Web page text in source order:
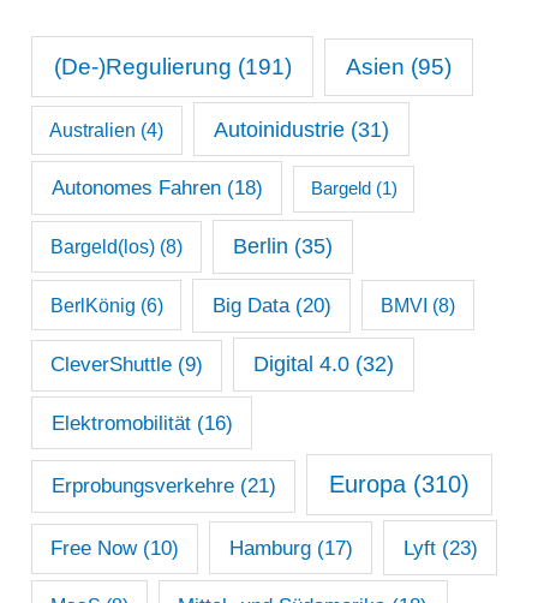
n
a
h
(De-)Regulierung (191) Asien (95)
Australien (4) Autoinidustrie(31)
Autonomes Fahren(18) Bargeld(1)
Bargeld(los)(8) Berlin (35)
BerlKönig (6) Big Data(20) BMVI (8)
CleverShuttle (9) Digital 4.0(32)
Elektromobilität(16)
Erprobungsverkehre(21) Europa (310)
Free Now(10) Hamburg(17) Lyft(23)